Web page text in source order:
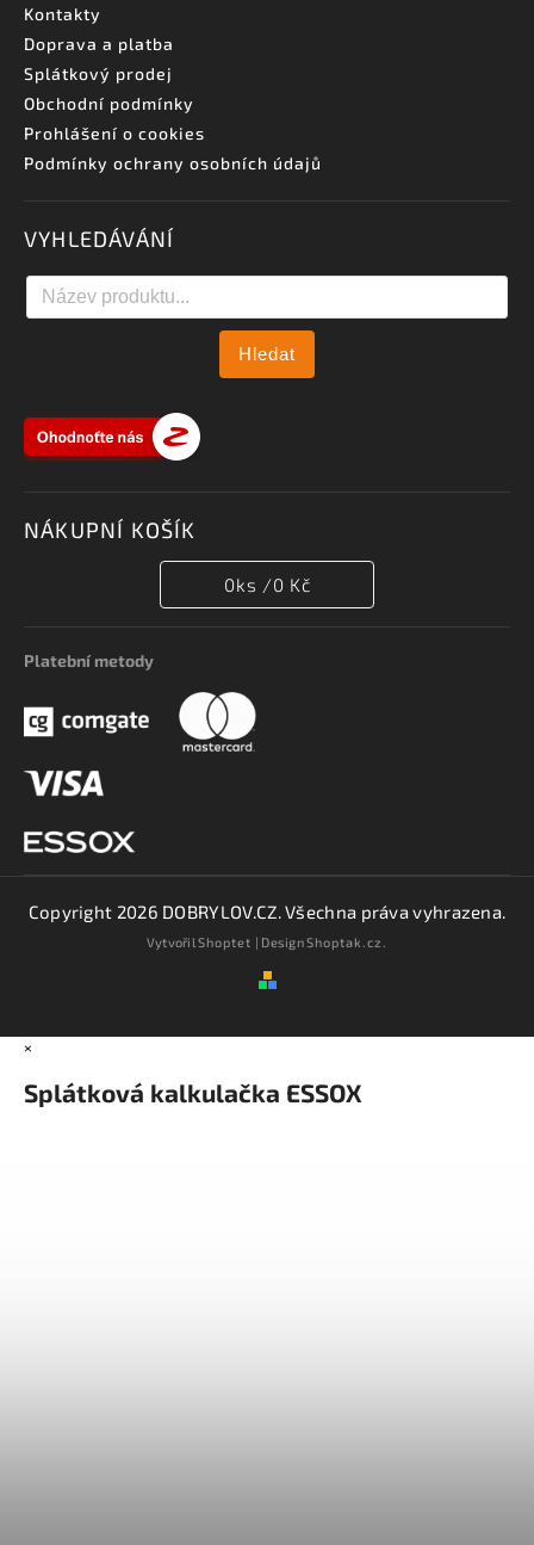
Kontakty
Doprava a platba
Splátkový prodej
Obchodní podmínky
Prohlášení o cookies
Podmínky ochrany osobních údajů
VYHLEDÁVÁNÍ
Hledat
NÁKUPNÍ KOŠÍK
0ks /0 Kč
Platební metody
Copyright 2026 DOBRYLOV.CZ . Všechna práva vyhrazena.
VytvořilShoptet | DesignShoptak.cz.
×
Splátková kalkulačka ESSOX